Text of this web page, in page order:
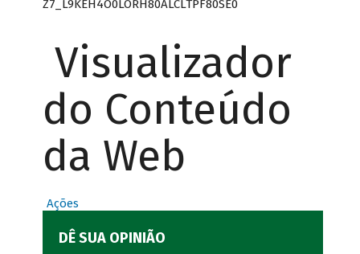
Z7_L9KEH4O0LORH80ALCLTPF80SE0
Visualizador
do Conteúdo
da Web
Ações
DÊ SUA OPINIÃO